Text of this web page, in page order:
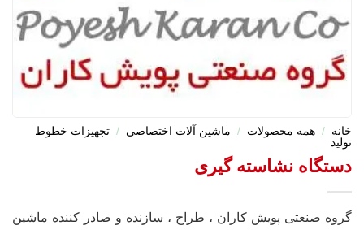
خانه / همه محصولات / ماشین آلات اختصاصی / تجهیزات خطوط
تولید
دستگاه نشاسته گیری
گروه صنعتی پویش کاران ، طراح ، سازنده و صادر کننده ماشین